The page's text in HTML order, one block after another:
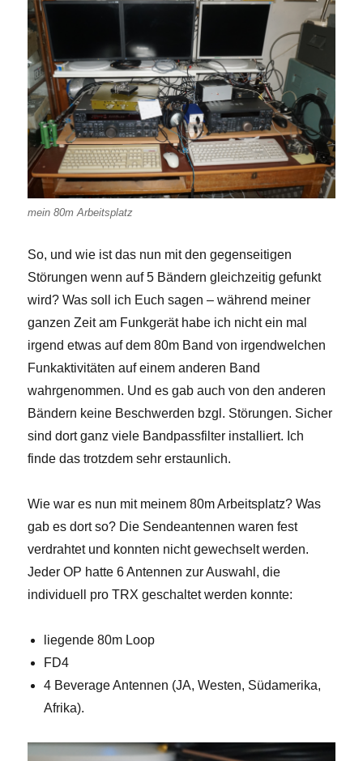
mein 80m Arbeitsplatz
So, und wie ist das nun mit den gegenseitigen
Störungen wenn auf 5 Bändern gleichzeitig gefunkt
wird? Was soll ich Euch sagen – während meiner
ganzen Zeit am Funkgerät habe ich nicht ein mal
irgend etwas auf dem 80m Band von irgendwelchen
Funkaktivitäten auf einem anderen Band
wahrgenommen. Und es gab auch von den anderen
Bändern keine Beschwerden bzgl. Störungen. Sicher
sind dort ganz viele Bandpassfilter installiert. Ich
finde das trotzdem sehr erstaunlich.
Wie war es nun mit meinem 80m Arbeitsplatz? Was
gab es dort so? Die Sendeantennen waren fest
verdrahtet und konnten nicht gewechselt werden.
Jeder OP hatte 6 Antennen zur Auswahl, die
individuell pro TRX geschaltet werden konnte:
liegende 80m Loop
FD4
4 Beverage Antennen (JA, Westen, Südamerika,
Afrika).